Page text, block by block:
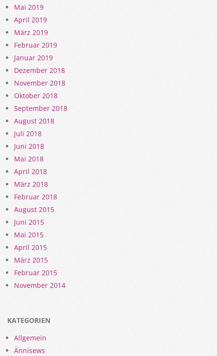
Mai 2019
April 2019
März 2019
Februar 2019
Januar 2019
Dezember 2018
November 2018
Oktober 2018
September 2018
August 2018
Juli 2018
Juni 2018
Mai 2018
April 2018
März 2018
Februar 2018
August 2015
Juni 2015
Mai 2015
April 2015
März 2015
Februar 2015
November 2014
KATEGORIEN
Allgemein
Ännisews